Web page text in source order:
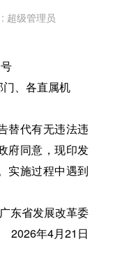
: 超级管理员
、各直属机
代有无违法违
府同意，现印发
实施过程中遇到
广东省发展改革委
2026年4月21日